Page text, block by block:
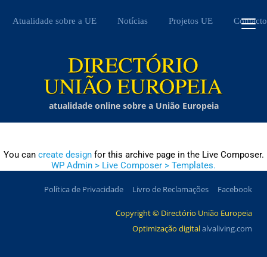
Atualidade sobre a UE Notícias Projetos UE Contacto
atualidade online sobre a União Europeia
You can create designfor this archive page in the Live Composer.
WP Admin > Live Composer > Templates.
Política de Privacidade Livro de Reclamações Facebook
Copyright © Directório União Europeia
Optimização digitalalvaliving.com